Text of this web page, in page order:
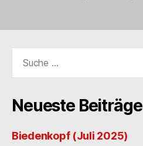
nach:
Neueste Beiträge
Biedenkopf (Juli 2025)